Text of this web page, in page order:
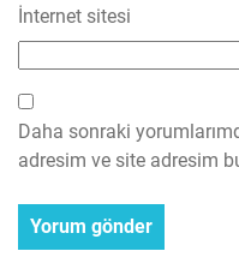
İnternet sitesi
Daha sonraki
adresim ve site adresim